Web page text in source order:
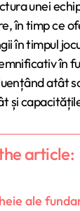
unei
în timp ce
în timpul
în
atât
și
article:
ale